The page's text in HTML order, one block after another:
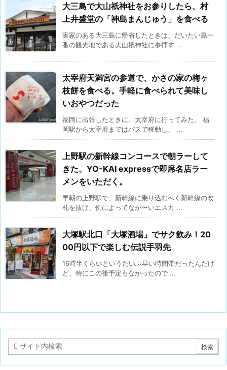
大三島で大山祇神社をお参りしたら、村
上井盛堂の「神島まんじゅう」を食べる
実家のある大三島に帰省したときは、だいたい島一
番の観光地である大山祇神社に参拝す ...
太宰府天満宮の参道で、かさの家の梅ヶ
枝餅を食べる。手軽に食べられて美味し
いおやつだった
福岡に出張したときに、太宰府に行ってみた。 福
岡駅から太宰府まではバスで移動し、 ...
上野駅の新幹線コンコースで朝ラーして
きた。YO-KAI expressで即席名店ラー
メンをいただく。
早朝の上野駅で、新幹線に乗り込むべく新幹線の改
札を抜け、例によってなが〜いエスカ ...
大塚駅北口「大塚酒場」でサク飲み！20
00円以下で楽しむ伝説手羽先
16時半くらいというだいぶ早い時間帯だったんだけ
ど、特にこの後予定もなかったので ...